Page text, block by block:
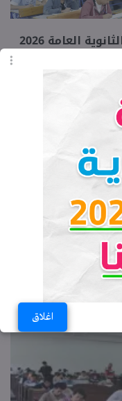
اغلاق
كليات علمي علوم المتاحة لطلاب الثانوية العامة 2026
الثلاثاء 04-08-2026 06:48 مـ